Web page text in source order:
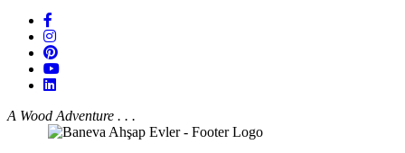
A Wood Adventure . . .